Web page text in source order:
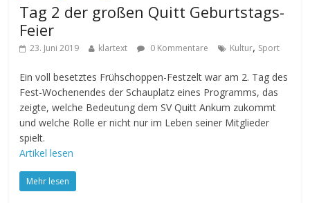
Tag 2 der großen Quitt Geburtstags-
Feier
23. Juni 2019 klartext 0 Kommentare Kultur, Sport
Ein voll besetztes Frühschoppen-Festzelt war am 2. Tag des
Fest-Wochenendes der Schauplatz eines Programms, das
zeigte, welche Bedeutung dem SV Quitt Ankum zukommt
und welche Rolle er nicht nur im Leben seiner Mitglieder
spielt.
Artikel lesen
Mehr lesen